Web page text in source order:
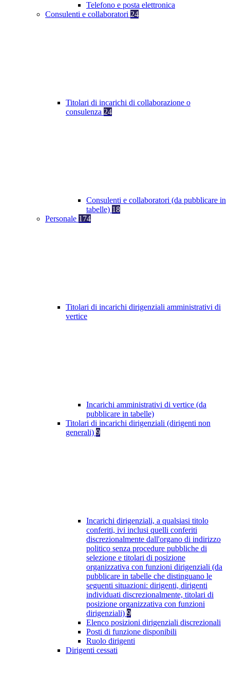
Telefono e posta elettronica
Consulenti e collaboratori 24
Titolari di incarichi di collaborazione o
consulenza 24
Consulenti e collaboratori (da pubblicare in
tabelle) 18
Personale 174
Titolari di incarichi dirigenziali amministrativi di
vertice
Incarichi amministrativi di vertice (da
pubblicare in tabelle)
Titolari di incarichi dirigenziali (dirigenti non
generali) 9
Incarichi dirigenziali, a qualsiasi titolo
conferiti, ivi inclusi quelli conferiti
discrezionalmente dall'organo di indirizzo
politico senza procedure pubbliche di
selezione e titolari di posizione
organizzativa con funzioni dirigenziali (da
pubblicare in tabelle che distinguano le
seguenti situazioni: dirigenti, dirigenti
individuati discrezionalmente, titolari di
posizione organizzativa con funzioni
dirigenziali) 9
Elenco posizioni dirigenziali discrezionali
Posti di funzione disponibili
Ruolo dirigenti
Dirigenti cessati